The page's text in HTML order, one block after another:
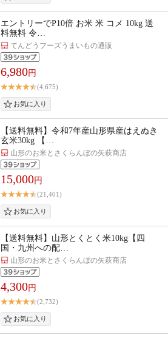
エントリーでP10倍 お米 米 コメ 10kg 送
料無料 令…
てんどうフーズうまいもの通販
6,980円
(4,675)
【送料無料】令和7年産山形県産はえぬき
玄米30kg 【…
山形のお米とさくらんぼの矢萩商店
15,000円
(21,401)
【送料無料】山形とくとく米10kg【四
国・九州への配…
山形のお米とさくらんぼの矢萩商店
4,300円
(2,732)